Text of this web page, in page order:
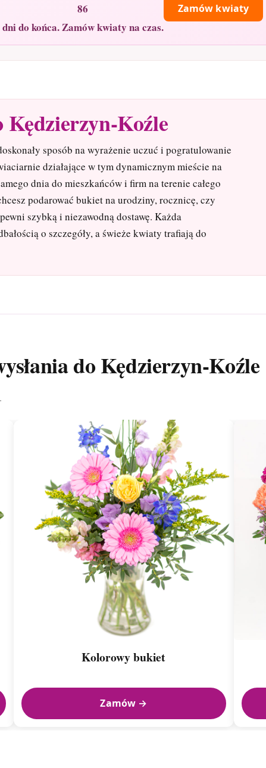
86
dni do końca. Zamów kwiaty na czas.
Zamów kwiaty
Kędzierzyn-Koźle
sposób na wyrażenie uczuć i pogratulowanie
działające w tym dynamicznym mieście na
dnia do mieszkańców i firm na terenie całego
podarować bukiet na urodziny, rocznicę, czy
szybką i niezawodną dostawę. Każda
o szczegóły, a świeże kwiaty trafiają do
do Kędzierzyn-Koźle
Kolorowy bukiet
Zamów →